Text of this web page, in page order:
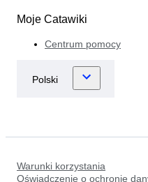
Moje Catawiki
Centrum pomocy
Warunki korzystania
Oświadczenie o ochronie